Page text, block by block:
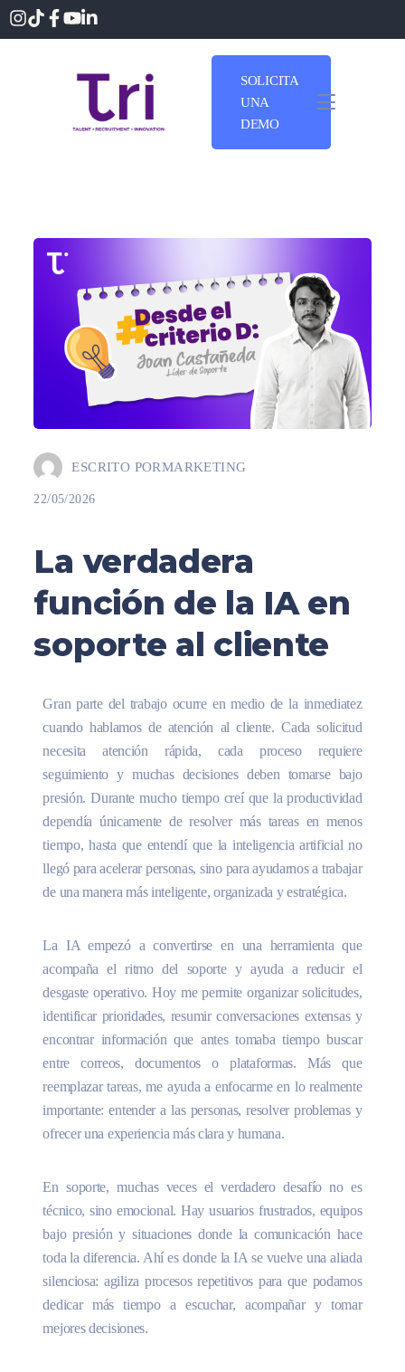
SOLICITA
UNA
DEMO
ESCRITO PORMARKETING
22/05/2026
La verdadera
función de la IA en
soporte al cliente
Gran parte del trabajo ocurre en medio de la inmediatez
cuando hablamos de atención al cliente. Cada solicitud
necesita atención rápida, cada proceso requiere
seguimiento y muchas decisiones deben tomarse bajo
presión. Durante mucho tiempo creí que la productividad
dependía únicamente de resolver más tareas en menos
tiempo, hasta que entendí que la inteligencia artificial no
llegó para acelerar personas, sino para ayudarnos a trabajar
de una manera más inteligente, organizada y estratégica.
La IA empezó a convertirse en una herramienta que
acompaña el ritmo del soporte y ayuda a reducir el
desgaste operativo. Hoy me permite organizar solicitudes,
identificar prioridades, resumir conversaciones extensas y
encontrar información que antes tomaba tiempo buscar
entre correos, documentos o plataformas. Más que
reemplazar tareas, me ayuda a enfocarme en lo realmente
importante: entender a las personas, resolver problemas y
ofrecer una experiencia más clara y humana.
En soporte, muchas veces el verdadero desafío no es
técnico, sino emocional. Hay usuarios frustrados, equipos
bajo presión y situaciones donde la comunicación hace
toda la diferencia. Ahí es donde la IA se vuelve una aliada
silenciosa: agiliza procesos repetitivos para que podamos
dedicar más tiempo a escuchar, acompañar y tomar
mejores decisiones.